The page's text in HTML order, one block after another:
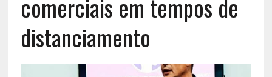
comerciais em tempos de
distanciamento